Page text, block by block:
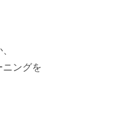
ニングを